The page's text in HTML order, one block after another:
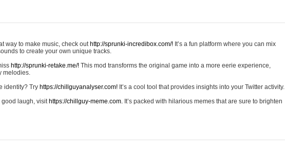
way to make music, check out http://sprunki-incredibox.com/! It’s a fun platform where you can mix
to create your own unique tracks.
http://sprunki-retake.me/! This mod transforms the original game into a more eerie experience,
melodies.
identity? Try https://chillguyanalyser.com! It’s a cool tool that provides insights into your Twitter activity.
good laugh, visit https://chillguy-meme.com. It’s packed with hilarious memes that are sure to brighten